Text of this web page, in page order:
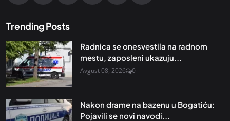
Trending Posts
Radnica se onesvestila na radnom
mestu, zaposleni ukazuju...
Avgust 08, 2026 0
Nakon drame na bazenu u Bogatiću:
Pojavili se novi navodi...